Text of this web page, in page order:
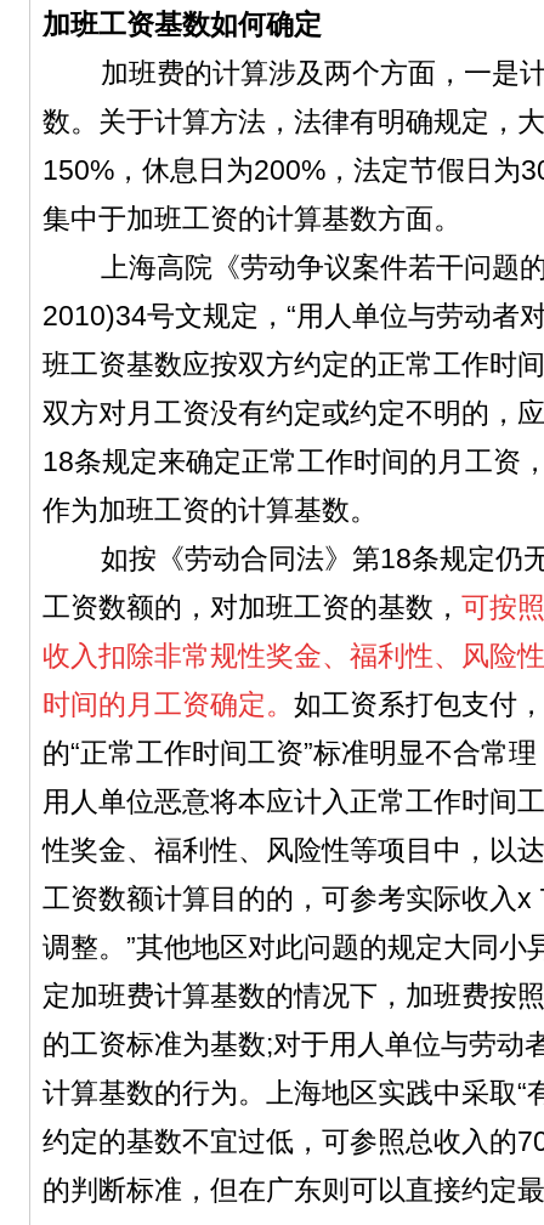
加班工资基数如何确定
加班费的计算涉及两个方面，一是计
数。关于计算方法，法律有明确规定，
150%，休息日为200%，法定节假日为
集中于加班工资的计算基数方面。
上海高院《劳动争议案件若干问题
2010)34号文规定，“用人单位与劳动者
班工资基数应按双方约定的正常工作时
双方对月工资没有约定或约定不明的，
18条规定来确定正常工作时间的月工资
作为加班工资的计算基数。
如按《劳动合同法》第18条规定仍
工资数额的，对加班工资的基数， 可按
收入扣除非常规性奖金、福利性、风险
时间的月工资确定。 如工资系打包支付
的“正常工作时间工资”标准明显不合常
用人单位恶意将本应计入正常工作时间
性奖金、福利性、风险性等项目中，以
工资数额计算目的的，可参考实际收入x
调整。”其他地区对此问题的规定大同小
定加班费计算基数的情况下，加班费按
的工资标准为基数;对于用人单位与劳动
计算基数的行为。上海地区实践中采取“
约定的基数不宜过低，可参照总收入的
的判断标准，但在广东则可以直接约定